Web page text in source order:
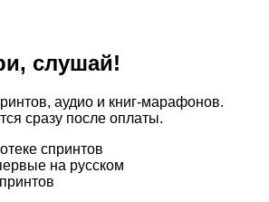
слушай!
аудио и книг-марафонов.
сразу после оплаты.
спринтов
на русском